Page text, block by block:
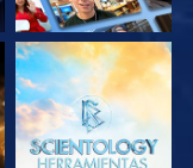
EXPLORA LAS
SERIES